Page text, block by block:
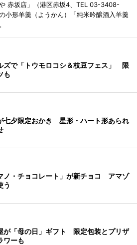
赤坂店」（港区赤坂4、TEL 03-3408-
小形羊羹（ようかん）「純米吟醸酒入羊羹
ズで「トウモロコシ＆枝豆フェス」 限
も
七夕限定おかき 星形・ハート形あられ
ノ・チョコレート」が新チョコ アマゾ
う
が「母の日」ギフト 限定包装とプリザ
ワーも